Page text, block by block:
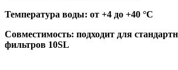
Температура воды: от +4 до +40 °C
Совместимость: подходит для
фильтров 10SL